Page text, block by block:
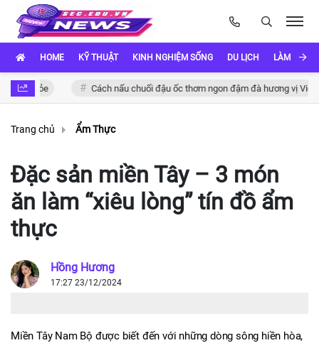
HOME KỸ THUẬT KINH NGHIỆM SỐNG DU LỊCH LÀM ĐẸP
Cách nấu chuối đậu ốc thơm ngon đậm đà hương vị Việt
Trang chủ Ẩm Thực
Đặc sản miền Tây – 3 món
ăn làm “xiêu lòng” tín đồ ẩm
thực
Hồng Hương
17:27 23/12/2024
Miền Tây Nam Bộ được biết đến với những dòng sông hiền hòa,